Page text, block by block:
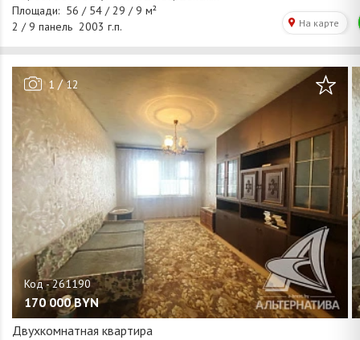
1 /12
170 000 BYN
Двухкомнатная квартира